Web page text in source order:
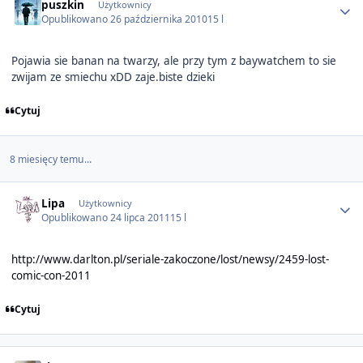
puszkin Użytkownicy
Opublikowano26 października 201015 l
Pojawia sie banan na twarzy, ale przy tym z baywatchem to sie
zwijam ze smiechu xDD zaje.biste dzieki
Cytuj
8 miesięcy temu...
Lipa Użytkownicy
Opublikowano24 lipca 201115 l
http://www.darlton.pl/seriale-zakoczone/lost/newsy/2459-lost-
comic-con-2011
Cytuj